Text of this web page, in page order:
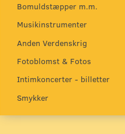
Bomuldstæpper m.m.
Musikinstrumenter
Anden Verdenskrig
Fotoblomst & Fotos
Intimkoncerter - billetter
Smykker